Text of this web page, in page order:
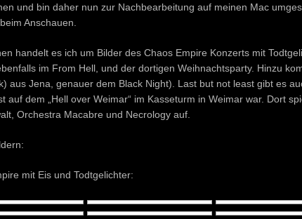
und bin daher nun zur Nachbearbeitung auf meinen Mac
Anschauen.
handelt es ich um Bilder des Chaos Empire Konzerts mit
im From Hell, und der dortigen Weihnachtsparty. Hinzu
aus Jena, genauer dem Black Night). Last but not least gibt es
auf dem „Hell over Weimar“ im Kasseturm in Weimar war. Dort
Orchestra Macabre und Necrology auf.
mit Eis und Todtgelichter: